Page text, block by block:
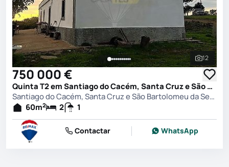
Ver
12
750 000 €
Quinta T2 em Santiago do Cacém, Santa Cruz e São Bartolomeu da Serra, Santiago do Cacém
Santiago do Cacém, Santa Cruz e São Bartolomeu da Serra, Santiago do Cacém
60m2 2 1
Contactar WhatsApp